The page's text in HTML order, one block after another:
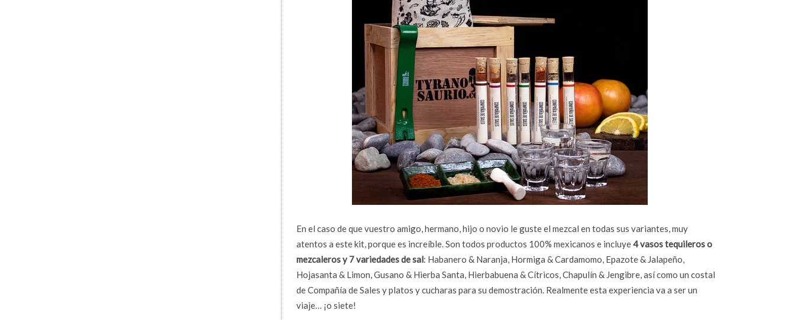
En el caso de que vuestro amigo, hermano, hijo o novio le guste el mezcal en todas sus variantes, muy
atentos a este kit, porque es increíble. Son todos productos 100% mexicanos e incluye4 vasos tequileros o
mezcaleros y 7 variedades de sal: Habanero & Naranja, Hormiga & Cardamomo, Epazote & Jalapeño,
Hojasanta & Limon, Gusano & Hierba Santa, Hierbabuena & Cítricos, Chapulín & Jengibre, así como un costal
de Compañía de Sales y platos y cucharas para su demostración. Realmente esta experiencia va a ser un
viaje… ¡o siete!